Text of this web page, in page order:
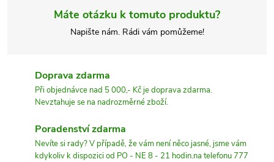
Máte otázku k tomuto produktu?
Napište nám. Rádi vám pomůžeme!
Doprava zdarma
Při objednávce nad 5 000,- Kč je doprava zdarma.
Nevztahuje se na nadrozměrné zboží.
Poradenství zdarma
Nevíte si rady? V případě, že vám není něco jasné, jsme vám
kdykoliv k dispozici od PO - NE 8 - 21 hodin.na telefonu 777